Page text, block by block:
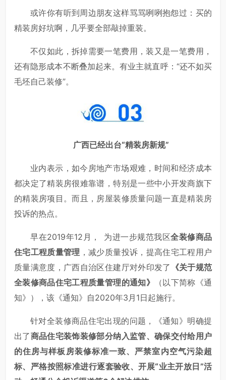
或许你有听到周边朋友这样骂骂咧咧抱怨过：买的
精装房好坑啊，几乎要全部敲掉重装。
不仅如此，拆掉需要一笔费用，装又是一笔费用，
还有隐形成本不断叠加起来。有业主就直呼：“还不如买
毛坯自己装修”。
广西已经出台“精装房新规”
业内表示，如今房地产市场艰难，时间和经济成本
都决定了精装房很难靠谱，特别是一些中小开发商旗下
的精装房项目。而且，房屋装修质量问题一直是精装房
投诉的热点。
早在2019年12月， 为进一步规范我区全装修商品
住宅工程质量管理 ，减少质量投诉，提高住宅工程用户
质量满意度，广西自治区住建厅对外印发了 《关于规范
全装修商品住宅工程质量管理的通知》
（以下简称《通
知》），该《通知》自2020年3月1日起施行。
针对全装修商品住宅出现的问题，《通知》明确提
出了商品住宅装饰装修部分纳入监管、确保交付给用户
的住房与样板房装修标准一致、严禁室内空气污染超
标、严格按照标准进行逐套验收、开展“业主开放日”活